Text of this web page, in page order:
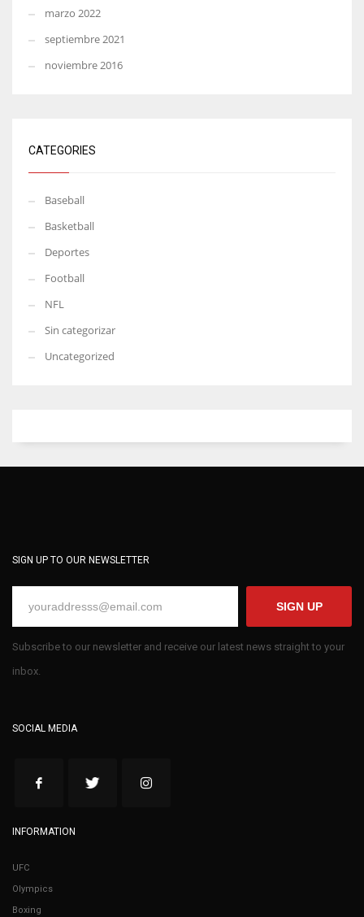
marzo 2022
septiembre 2021
noviembre 2016
CATEGORIES
Baseball
Basketball
Deportes
Football
NFL
Sin categorizar
Uncategorized
SIGN UP TO OUR NEWSLETTER
SIGN UP
Subscribe to our newsletter and receive our latest news straight to your
inbox.
SOCIAL MEDIA
INFORMATION
UFC
Olympics
Boxing